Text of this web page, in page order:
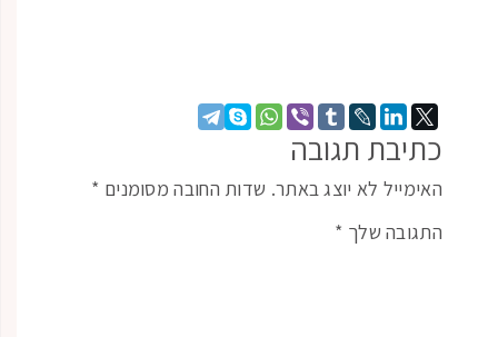
כתיבת תגובה
האימייל לא יוצג באתר. שדות החובה מסומנים *
התגובה שלך *